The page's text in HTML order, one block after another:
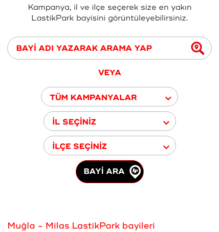
Kampanya, il ve ilçe seçerek size en yakın
LastikPark bayisini görüntüleyebilirsiniz.
VEYA
TÜM KAMPANYALAR
İL SEÇİNİZ
İLÇE SEÇİNİZ
BAYİ ARA
Muğla - Milas LastikPark bayileri